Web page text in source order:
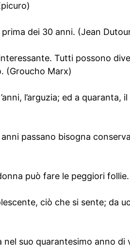
dei 30 anni. (Jean
Tutti possono
(Groucho Marx)
l’arguzia; ed a quaranta,
passano bisogna
può fare le peggiori
ciò che si sente; da
suo quarantesimo anno di